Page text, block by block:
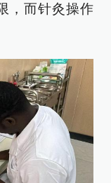
，而针灸操作